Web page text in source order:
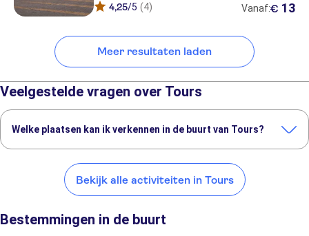
4,25/5 (4) Vanaf:€ 13
Meer resultaten laden
Veelgestelde vragen over Tours
Welke plaatsen kan ik verkennen in de buurt van Tours?
buurt van Tours:
Azay-le-Rideau Loches
Bekijk alle activiteiten in Tours
Bestemmingen in de buurt